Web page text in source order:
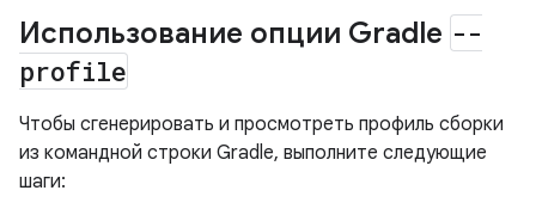
Использование опции Gradle --
profile
Чтобы сгенерировать и просмотреть профиль сборки
из командной строки Gradle, выполните следующие
шаги: